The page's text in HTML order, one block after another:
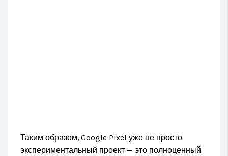
Таким образом, Google Pixel уже не просто
экспериментальный проект — это полноценный